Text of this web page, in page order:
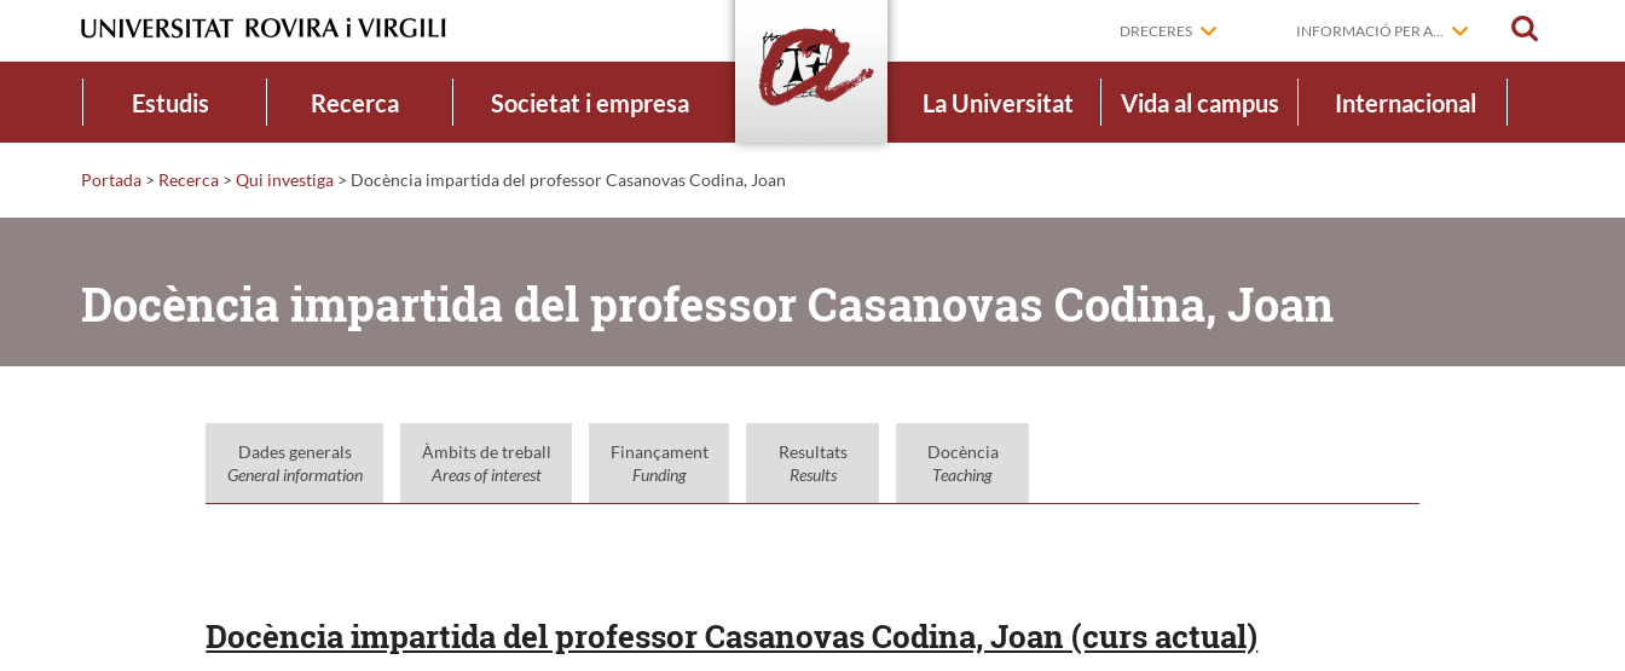
DRECERES INFORMACIÓ PER A...
Estudis Recerca Societat i empresa La Universitat Vida al campus Internacional
Portada > Recerca > Qui investiga > Docència impartida del professor Casanovas Codina, Joan
Docència impartida del professor Casanovas Codina, Joan
Dades generals
General information
Àmbits de treball
Areas of interest
Finançament
Funding
Resultats
Results
Docència
Teaching
Docència impartida del professor Casanovas Codina, Joan (curs actual)